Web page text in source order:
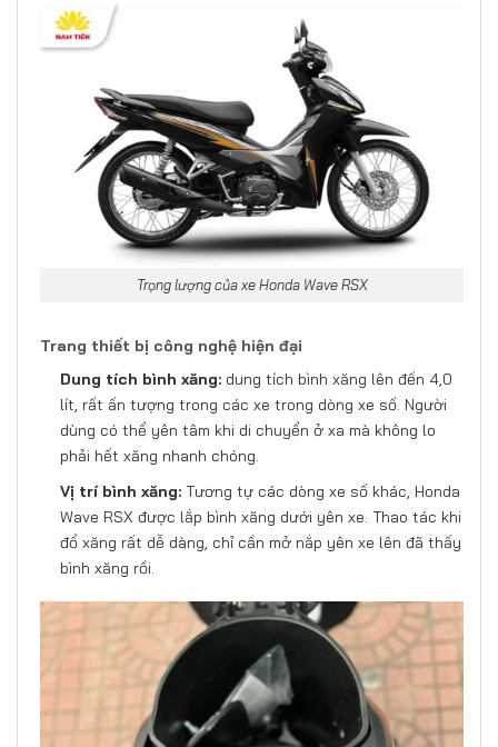
Trọng lượng của xe Honda Wave RSX
Trang thiết bị công nghệ hiện đại
Dung tích bình xăng: dung tích bình xăng lên đến 4,0
lít, rất ấn tượng trong các xe trong dòng xe số. Người
dùng có thể yên tâm khi di chuyển ở xa mà không lo
phải hết xăng nhanh chóng.
Vị trí bình xăng: Tương tự các dòng xe số khác, Honda
Wave RSX được lắp bình xăng dưới yên xe. Thao tác khi
đổ xăng rất dễ dàng, chỉ cần mở nắp yên xe lên đã thấy
bình xăng rồi.